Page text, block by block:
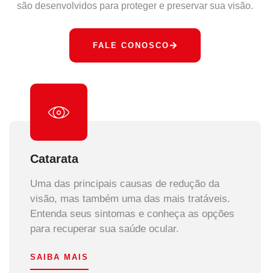
são desenvolvidos para proteger e preservar sua visão.
FALE CONOSCO
Catarata
Uma das principais causas de redução da
visão, mas também uma das mais tratáveis.
Entenda seus sintomas e conheça as opções
para recuperar sua saúde ocular.
SAIBA MAIS